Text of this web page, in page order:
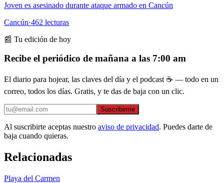
Joven es asesinado durante ataque armado en Cancún
Cancún·462 lecturas
📰 Tu edición de hoy
Recibe el periódico de mañana a las 7:00 am
El diario para hojear, las claves del día y el podcast ☕ — todo en un
correo, todos los días. Gratis, y te das de baja con un clic.
Suscribirme
Al suscribirte aceptas nuestro aviso de privacidad. Puedes darte de
baja cuando quieras.
Relacionadas
Playa del Carmen